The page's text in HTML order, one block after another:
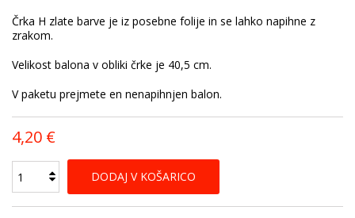
Črka H zlate barve je iz posebne folije in se lahko napihne z
zrakom.
Velikost balona v obliki črke je 40,5 cm.
V paketu prejmete en nenapihnjen balon.
4,20 €
DODAJ V KOŠARICO